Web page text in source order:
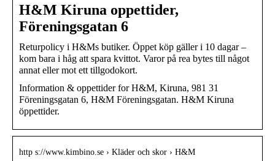
H&M Kiruna oppettider,
Föreningsgatan 6
Returpolicy i H&Ms butiker. Öppet köp gäller i 10 dagar –
kom bara i håg att spara kvittot. Varor på rea bytes till något
annat eller mot ett tillgodokort.
Information & oppettider for H&M, Kiruna, 981 31
Föreningsgatan 6, H&M Föreningsgatan. H&M Kiruna
öppettider.
http s://www.kimbino.se › Kläder och skor › H&M